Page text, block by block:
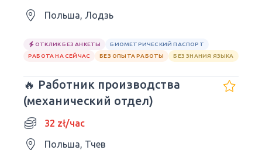
Польша, Лодзь
ОТКЛИК БЕЗ АНКЕТЫ
БИОМЕТРИЧЕСКИЙ ПАСПОРТ
РАБОТА НА СЕЙЧАС
БЕЗ ОПЫТА РАБОТЫ БЕЗ ЗНАНИЯ ЯЗЫКА
🔥 Работник производства
(механический отдел)
32 zł/час
Польша, Тчев